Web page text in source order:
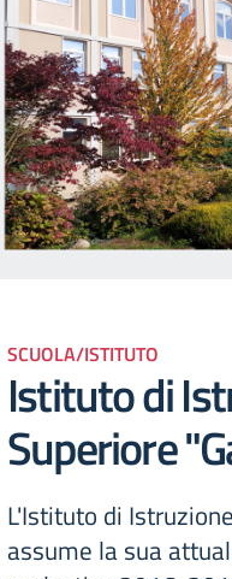
SCUOLA/ISTITUTO
Istituto di
Superiore
L'Istituto di
assume la sua